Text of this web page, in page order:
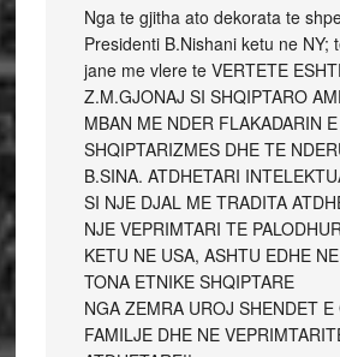
Nga te gjitha ato dekorata te
Presidenti B.Nishani ketu ne NY;
jane me vlere te VERTETE
Z.M.GJONAJ SI SHQIPTARO
MBAN ME NDER FLAKADARIN E
SHQIPTARIZMES DHE TE
B.SINA. ATDHETARI
SI NJE DJAL ME TRADITA
NJE VEPRIMTARI TE
KETU NE USA, ASHTU EDHE
TONA ETNIKE SHQIPTARE
NGA ZEMRA UROJ SHENDET
FAMILJE DHE NE